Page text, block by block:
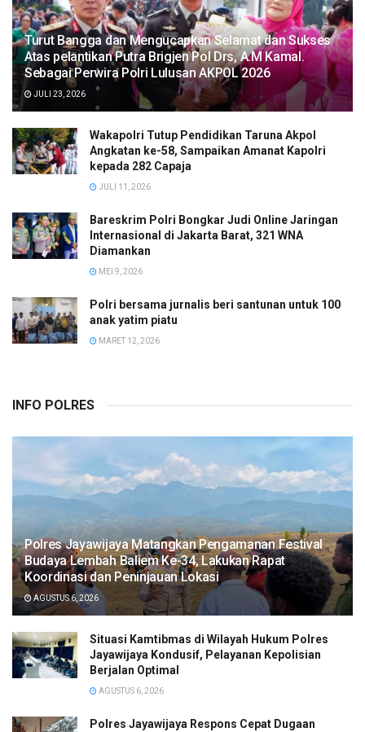
Turut Bangga dan Mengucapkan Selamat dan Sukses
Atas pelantikan Putra Brigjen Pol Drs, A.M Kamal.
Sebagai Perwira Polri Lulusan AKPOL 2026
JULI 23, 2026
Wakapolri Tutup Pendidikan Taruna Akpol
Angkatan ke-58, Sampaikan Amanat Kapolri
kepada 282 Capaja
JULI 11, 2026
Bareskrim Polri Bongkar Judi Online Jaringan
Internasional di Jakarta Barat, 321 WNA
Diamankan
MEI 9, 2026
Polri bersama jurnalis beri santunan untuk 100
anak yatim piatu
MARET 12, 2026
INFO POLRES
Polres Jayawijaya Matangkan Pengamanan Festival
Budaya Lembah Baliem Ke-34, Lakukan Rapat
Koordinasi dan Peninjauan Lokasi
AGUSTUS 6, 2026
Situasi Kamtibmas di Wilayah Hukum Polres
Jayawijaya Kondusif, Pelayanan Kepolisian
Berjalan Optimal
AGUSTUS 6, 2026
Polres Jayawijaya Respons Cepat Dugaan